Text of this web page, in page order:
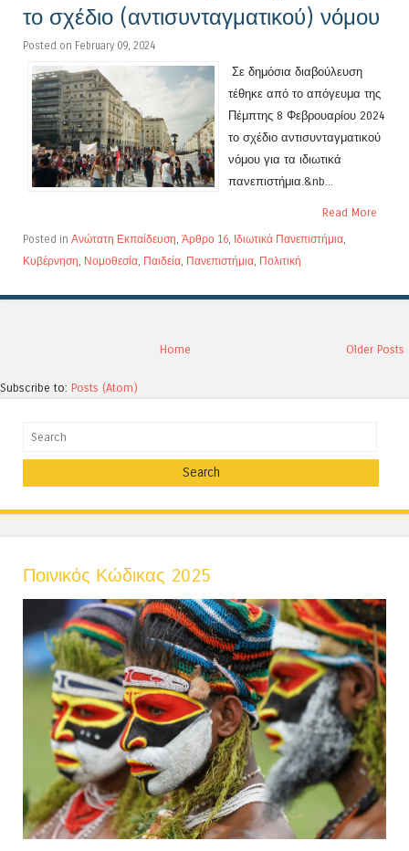
το σχέδιο (αντισυνταγματικού) νόμου
Posted on February 09, 2024
Σε δημόσια διαβούλευση
τέθηκε από το απόγευμα της
Πέμπτης 8 Φεβρουαρίου 2024
το σχέδιο αντισυνταγματικού
νόμου για τα ιδιωτικά
πανεπιστήμια.&nb...
Read More
Posted in Ανώτατη Εκπαίδευση, Άρθρο 16, Ιδιωτικά Πανεπιστήμια,
Κυβέρνηση, Νομοθεσία, Παιδεία, Πανεπιστήμια, Πολιτική
Older Posts
Home
Subscribe to: Posts (Atom)
Search
Ποινικός Κώδικας 2025